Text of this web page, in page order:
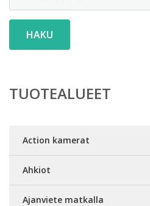
HAKU
TUOTEALUEET
Action kamerat
Ahkiot
Ajanviete matkalla